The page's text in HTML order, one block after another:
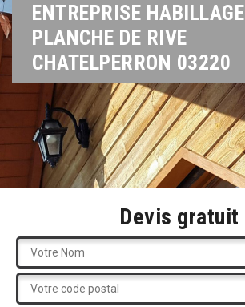
ENTREPRISE HABILLAGE
PLANCHE DE RIVE
CHATELPERRON 03220
Devis gratuit